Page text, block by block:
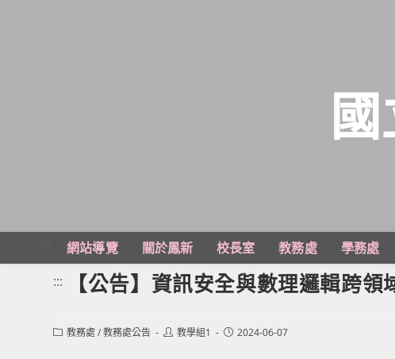
主
網站導覽 關於鳳新 校長室 教務處 學務處
::: 【公告】資訊安全與數理邏輯跨領
Post教務處 /教務處公告
Post教學組1
Post2024-06-07